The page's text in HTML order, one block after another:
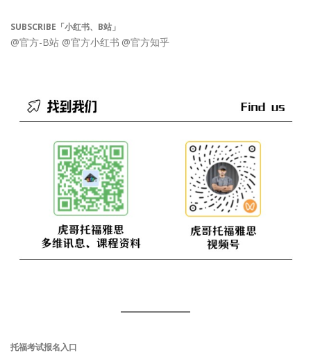
SUBSCRIBE「小红书、B站」
@官方-B站 @官方小红书 @官方知乎
托福考试报名入口